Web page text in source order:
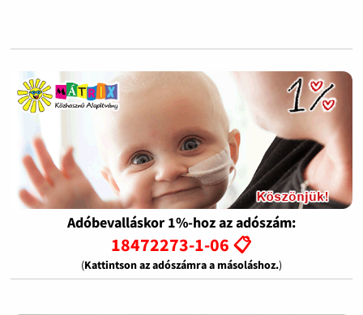
Adóbevalláskor 1%-hoz az adószám:
18472273-1-06 📋
(Kattintson az adószámra a másoláshoz.)